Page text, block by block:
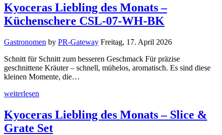
Kyoceras Liebling des Monats –
Küchenschere CSL-07-WH-BK
Gastronomen by PR-Gateway Freitag, 17. April 2026
Schnitt für Schnitt zum besseren Geschmack Für präzise
geschnittene Kräuter – schnell, mühelos, aromatisch. Es sind diese
kleinen Momente, die…
weiterlesen
Kyoceras Liebling des Monats – Slice &
Grate Set